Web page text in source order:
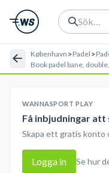
København >Padel >
Book padel bane,
WANNASPORT PLAY
Få inbjudningar att
Skapa ett gratis konto
Logga in Se hur